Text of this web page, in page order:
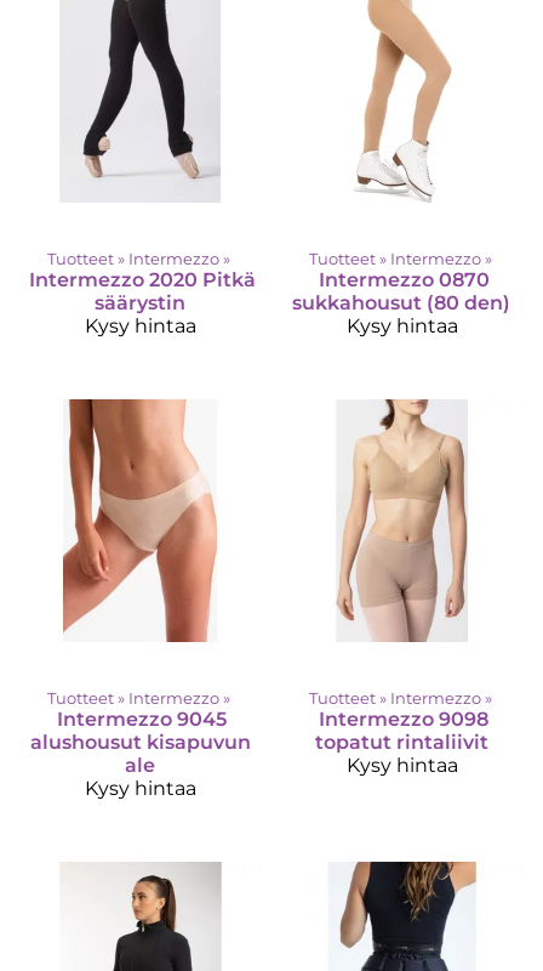
Tuotteet ‪» Intermezzo‪»
Intermezzo 2020 Pitkä
säärystin
Kysy hintaa
Tuotteet ‪» Intermezzo‪»
Intermezzo 0870
sukkahousut (80 den)
Kysy hintaa
Tuotteet ‪» Intermezzo‪»
Intermezzo 9045
alushousut kisapuvun
ale
Kysy hintaa
Tuotteet ‪» Intermezzo‪»
Intermezzo 9098
topatut rintaliivit
Kysy hintaa